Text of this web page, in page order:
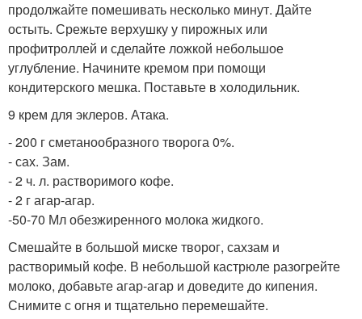
продолжайте помешивать несколько минут. Дайте
остыть. Срежьте верхушку у пирожных или
профитроллей и сделайте ложкой небольшое
углубление. Начините кремом при помощи
кондитерского мешка. Поставьте в холодильник.
9 крем для эклеров. Атака.
- 200 г сметанообразного творога 0%.
- сах. Зам.
- 2 ч. л. растворимого кофе.
- 2 г агар-агар.
-50-70 Мл обезжиренного молока жидкого.
Смешайте в большой миске творог, сахзам и
растворимый кофе. В небольшой кастрюле разогрейте
молоко, добавьте агар-агар и доведите до кипения.
Снимите с огня и тщательно перемешайте.